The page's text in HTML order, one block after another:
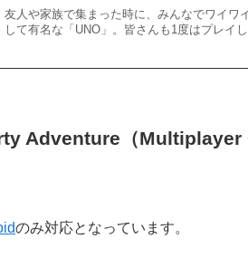
友人や家族で集まった時に、みんなでワイワ
して有名な「UNO」。皆さんも1度はプレイ
Adventure（Multiplayer
のみ対応となっています。